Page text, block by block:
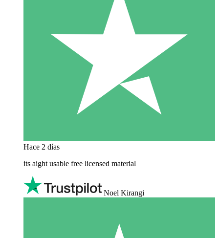
Hace 2 días
its aight usable free licensed material
Noel Kirangi